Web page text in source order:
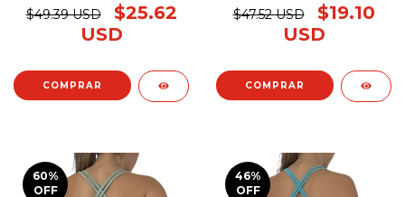
$49.39 USD
$25.62
USD
COMPRAR
$47.52 USD
$19.10
USD
COMPRAR
60%
OFF
46%
OFF